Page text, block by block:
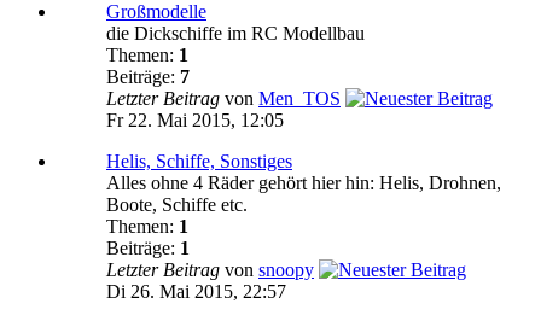
Großmodelle
die Dickschiffe im RC Modellbau
Themen: 1
Beiträge: 7
Letzter Beitrag von Men_TOS
Fr 22. Mai 2015, 12:05
Helis, Schiffe, Sonstiges
Alles ohne 4 Räder gehört hier hin: Helis, Drohnen,
Boote, Schiffe etc.
Themen: 1
Beiträge: 1
Letzter Beitrag von snoopy
Di 26. Mai 2015, 22:57